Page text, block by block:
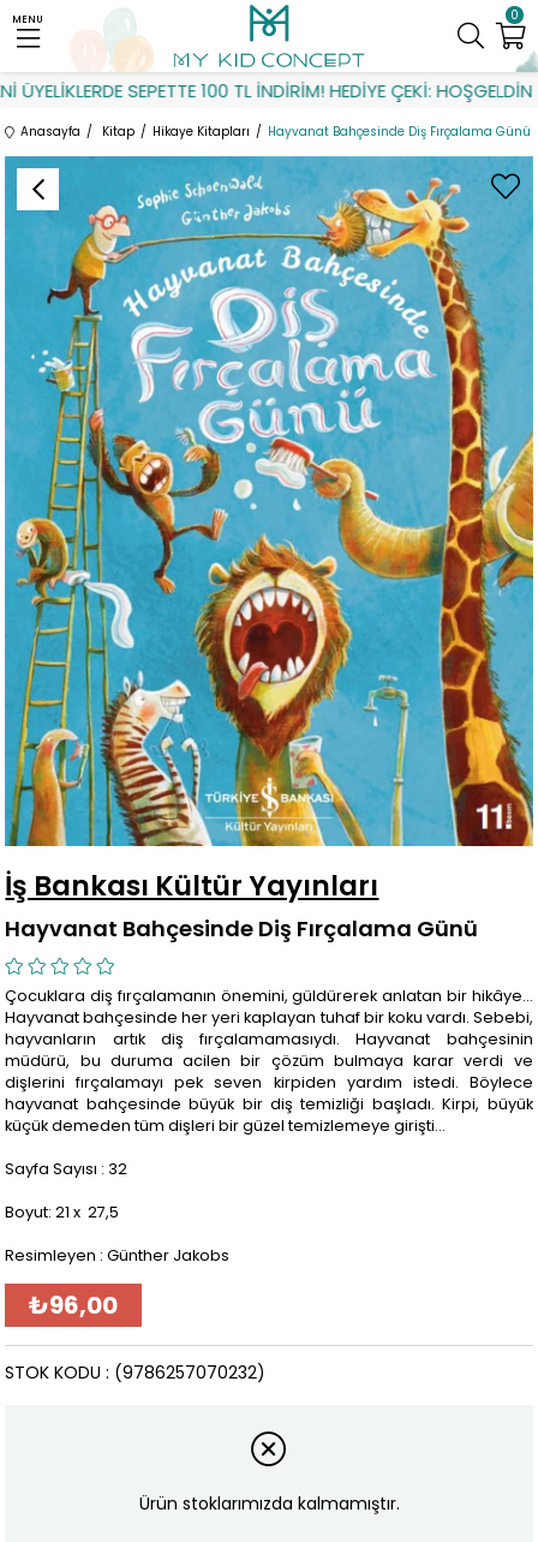
SEPETTE 100 TL İNDİRİM! HEDİYE ÇEKİ: HOŞGELDİN
0
MENU
Anasayfa Kitap Hikaye Kitapları Hayvanat Bahçesinde Diş Fırçalama Günü
İş Bankası Kültür Yayınları
Hayvanat Bahçesinde Diş Fırçalama Günü
Çocuklara diş fırçalamanın önemini, güldürerek anlatan bir hikâye…
Hayvanat bahçesinde her yeri kaplayan tuhaf bir koku vardı. Sebebi,
hayvanların artık diş fırçalamamasıydı. Hayvanat bahçesinin
müdürü, bu duruma acilen bir çözüm bulmaya karar verdi ve
dişlerini fırçalamayı pek seven kirpiden yardım istedi. Böylece
hayvanat bahçesinde büyük bir diş temizliği başladı. Kirpi, büyük
küçük demeden tüm dişleri bir güzel temizlemeye girişti…
Sayfa Sayısı : 32
Boyut: 21 x 27,5
Resimleyen : Günther Jakobs
₺96,00
(9786257070232)
STOK KODU
Ürün stoklarımızda kalmamıştır.